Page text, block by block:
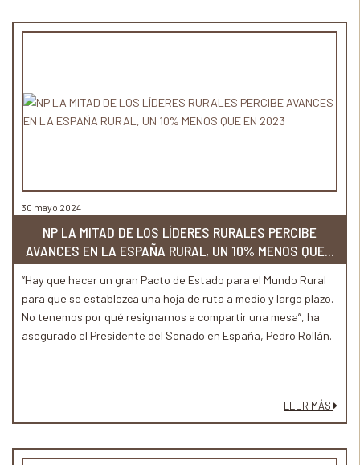
30 mayo 2024
NP LA MITAD DE LOS LÍDERES RURALES PERCIBE
AVANCES EN LA ESPAÑA RURAL, UN 10% MENOS QUE...
“Hay que hacer un gran Pacto de Estado para el Mundo Rural
para que se establezca una hoja de ruta a medio y largo plazo.
No tenemos por qué resignarnos a compartir una mesa”, ha
asegurado el Presidente del Senado en España, Pedro Rollán.
LEER MÁS